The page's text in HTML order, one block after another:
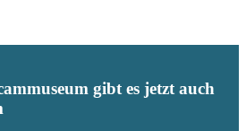
gibt es jetzt auch